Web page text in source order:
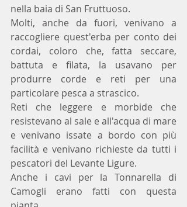
nella baia di San Fruttuoso.
Molti, anche da fuori, venivano a
raccogliere quest'erba per conto dei
cordai, coloro che, fatta seccare,
battuta e filata, la usavano per
produrre corde e reti per una
particolare pesca a strascico.
Reti che leggere e morbide che
resistevano al sale e all'acqua di mare
e venivano issate a bordo con più
facilità e venivano richieste da tutti i
pescatori del Levante Ligure.
Anche i cavi per la Tonnarella di
Camogli erano fatti con questa